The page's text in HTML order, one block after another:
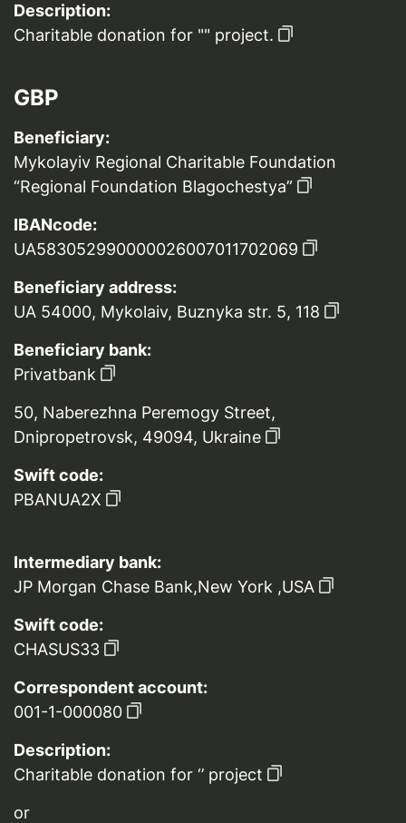
Description:
Charitable donation for "" project.
GBP
Beneficiary:
Mykolayiv Regional Charitable Foundation
“Regional Foundation Blagochestya”
IBANcode:
UA583052990000026007011702069
Beneficiary address:
UA 54000, Mykolaiv, Buznyka str. 5, 118
Beneficiary bank:
Privatbank
50, Naberezhna Peremogy Street,
Dnipropetrovsk, 49094, Ukraine
Swift code:
PBANUA2X
Intermediary bank:
JP Morgan Chase Bank,New York ,USA
Swift code:
CHASUS33
Correspondent account:
001-1-000080
Description:
Charitable donation for ‘’ project
or